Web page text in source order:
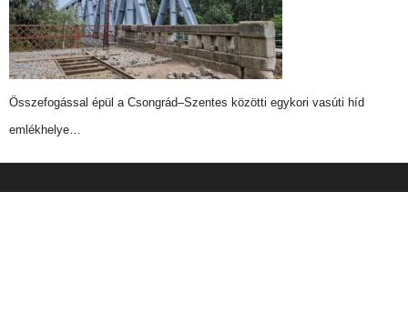
Összefogással épül a Csongrád–Szentes közötti egykori vasúti híd
emlékhelye…